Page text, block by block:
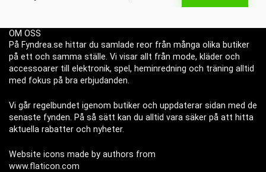
OM OSS
På Fyndrea.se hittar du samlade reor från många olika butiker
på ett och samma ställe. Vi visar allt från mode, kläder och
accessoarer till elektronik, spel, heminredning och träning alltid
med fokus på bra erbjudanden.
Vi går regelbundet igenom butiker och uppdaterar sidan med de
senaste fynden. På så sätt kan du alltid vara säker på att hitta
aktuella rabatter och nyheter.
Website icons made by authors from
www.flaticon.com